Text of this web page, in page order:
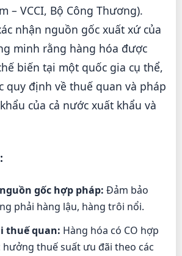
– VCCI, Bộ Công Thương).
nhận nguồn gốc xuất xứ của
minh rằng hàng hóa được
biến tại một quốc gia cụ thể,
quy định về thuế quan và pháp
của cả nước xuất khẩu và
gốc hợp pháp: Đảm bảo
phải hàng lậu, hàng trôi nổi.
thuế quan: Hàng hóa có CO hợp
hưởng thuế suất ưu đãi theo các